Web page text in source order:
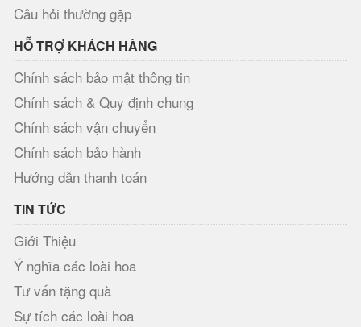
Câu hỏi thường gặp
HỖ TRỢ KHÁCH HÀNG
Chính sách bảo mật thông tin
Chính sách & Quy định chung
Chính sách vận chuyển
Chính sách bảo hành
Hướng dẫn thanh toán
TIN TỨC
Giới Thiệu
Ý nghĩa các loài hoa
Tư vấn tặng quà
Sự tích các loài hoa